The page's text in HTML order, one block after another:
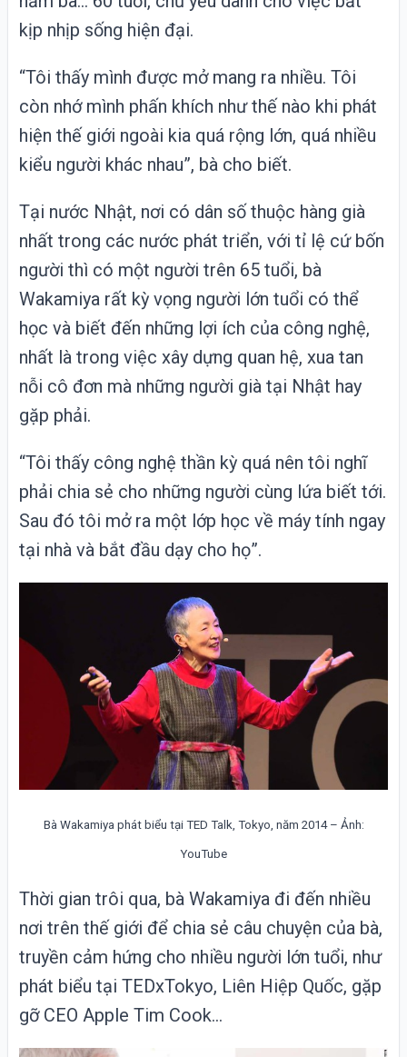
kịp nhịp sống hiện đại.
“Tôi thấy mình được mở mang ra nhiều. Tôi
còn nhớ mình phấn khích như thế nào khi phát
hiện thế giới ngoài kia quá rộng lớn, quá nhiều
kiểu người khác nhau”, bà cho biết.
Tại nước Nhật, nơi có dân số thuộc hàng già
nhất trong các nước phát triển, với tỉ lệ cứ bốn
người thì có một người trên 65 tuổi, bà
Wakamiya rất kỳ vọng người lớn tuổi có thể
học và biết đến những lợi ích của công nghệ,
nhất là trong việc xây dựng quan hệ, xua tan
nỗi cô đơn mà những người già tại Nhật hay
gặp phải.
“Tôi thấy công nghệ thần kỳ quá nên tôi nghĩ
phải chia sẻ cho những người cùng lứa biết tới.
Sau đó tôi mở ra một lớp học về máy tính ngay
tại nhà và bắt đầu dạy cho họ”.
Bà Wakamiya phát biểu tại TED Talk, Tokyo, năm 2014 – Ảnh:
YouTube
Thời gian trôi qua, bà Wakamiya đi đến nhiều
nơi trên thế giới để chia sẻ câu chuyện của bà,
truyền cảm hứng cho nhiều người lớn tuổi, như
phát biểu tại TEDxTokyo, Liên Hiệp Quốc, gặp
gỡ CEO Apple Tim Cook…